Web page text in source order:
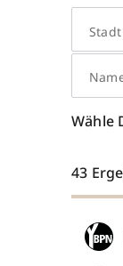
Wähle
43